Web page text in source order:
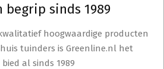
begrip sinds 1989
hoogwaardige producten
tuinders is Greenline.nl het
al sinds 1989